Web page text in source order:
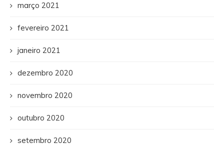
março 2021
fevereiro 2021
janeiro 2021
dezembro 2020
novembro 2020
outubro 2020
setembro 2020